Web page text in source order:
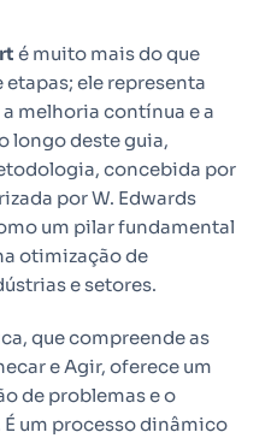
é muito mais do que
ele representa
melhoria contínua e a
longo deste guia,
concebida por
por W. Edwards
um pilar fundamental
otimização de
e setores.
que compreende as
e Agir, oferece um
de problemas e o
um processo dinâmico